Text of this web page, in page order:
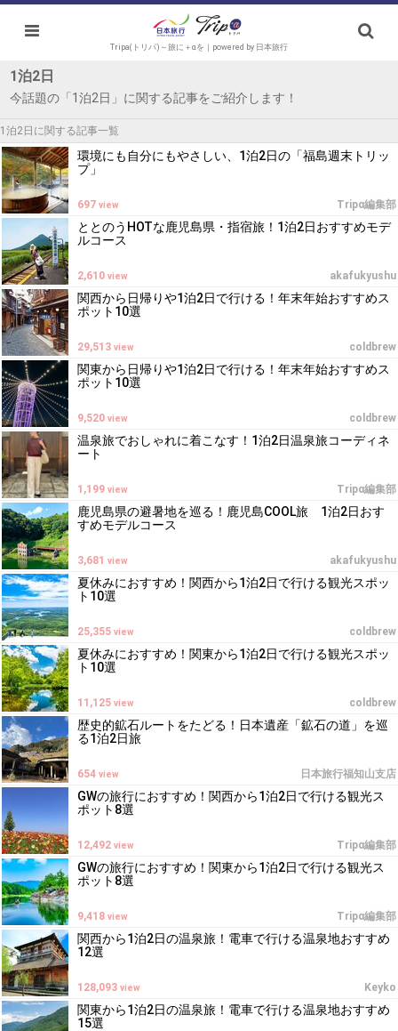
Tripa(トリパ)～旅に＋αを｜powered by 日本旅行
1泊2日
今話題の「1泊2日」に関する記事をご紹介します！
1泊2日に関する記事一覧
環境にも自分にもやさしい、1泊2日の「福島週末トリッ
プ」
Tripα編集部
697 view
ととのうHOTな鹿児島県・指宿旅！1泊2日おすすめモデ
ルコース
akafukyushu
2,610 view
関西から日帰りや1泊2日で行ける！年末年始おすすめス
ポット10選
coldbrew
29,513 view
関東から日帰りや1泊2日で行ける！年末年始おすすめス
ポット10選
coldbrew
9,520 view
温泉旅でおしゃれに着こなす！1泊2日温泉旅コーディネ
ート
Tripα編集部
1,199 view
鹿児島県の避暑地を巡る！鹿児島COOL旅 1泊2日おす
すめモデルコース
akafukyushu
3,681 view
夏休みにおすすめ！関西から1泊2日で行ける観光スポッ
ト10選
coldbrew
25,355 view
夏休みにおすすめ！関東から1泊2日で行ける観光スポッ
ト10選
coldbrew
11,125 view
歴史的鉱石ルートをたどる！日本遺産「鉱石の道」を巡
る1泊2日旅
日本旅行福知山支店
654 view
GWの旅行におすすめ！関西から1泊2日で行ける観光ス
ポット8選
Tripα編集部
12,492 view
GWの旅行におすすめ！関東から1泊2日で行ける観光ス
ポット8選
Tripα編集部
9,418 view
関西から1泊2日の温泉旅！電車で行ける温泉地おすすめ
12選
Keyko
128,093 view
関東から1泊2日の温泉旅！電車で行ける温泉地おすすめ
15選